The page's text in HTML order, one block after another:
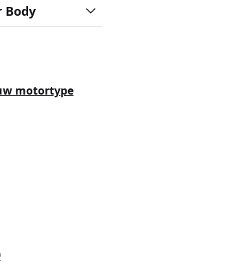
Body
motortype